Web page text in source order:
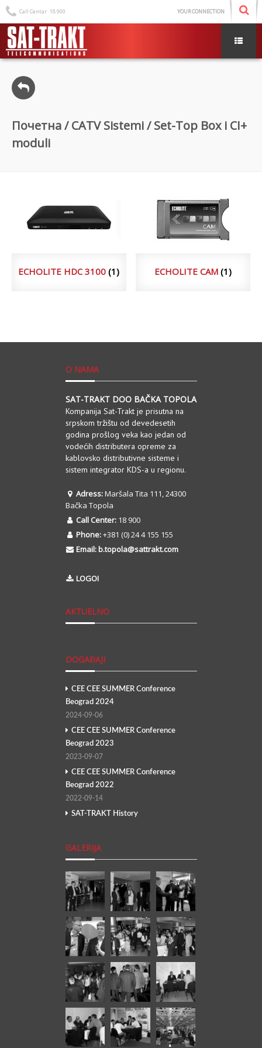
Call Centar 18 900 YOUR CONNECTION
Почетна/CATV Sistemi/ Set-Top Box i CI+
moduli
ECHOLITE HDC 3100(1) ECHOLITE CAM(1)
O NAMA
SAT-TRAKT DOO BAČKA TOPOLA
Kompanija Sat-Trakt je prisutna na
srpskom tržištu od devedesetih
godina prošlog veka kao jedan od
vodećih distributera opreme za
kablovsko distributivne sisteme i
sistem integrator KDS-a u regionu.
Adress:Maršala Tita 111, 24300
Bačka Topola
Call Center: 18 900
Phone:+381 (0) 24 4 155 155
Email:b.topola@sattrakt.com
LOGOI
AKTUELNO
DOGAĐAJI
CEE CEE SUMMER Conference
Beograd 2024
2024-09-06
CEE CEE SUMMER Conference
Beograd 2023
2023-09-07
CEE CEE SUMMER Conference
Beograd 2022
2022-09-14
SAT-TRAKT History
GALERIJA